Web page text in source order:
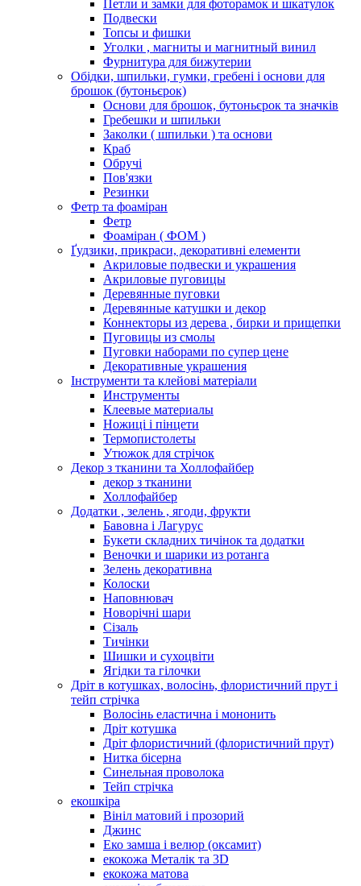
Петли и замки для фоторамок и шкатулок
Подвески
Топсы и фишки
Уголки , магниты и магнитный винил
Фурнитура для бижутерии
Обідки, шпильки, гумки, гребені і основи для
брошок (бутоньєрок)
Основи для брошок, бутоньєрок та значків
Гребешки и шпильки
Заколки ( шпильки ) та основи
Краб
Обручі
Пов'язки
Резинки
Фетр та фоаміран
Фетр
Фоаміран ( ФОМ )
Ґудзики, прикраси, декоративні елементи
Акриловые подвески и украшения
Акриловые пуговицы
Деревянные пуговки
Деревянные катушки и декор
Коннекторы из дерева , бирки и прищепки
Пуговицы из смолы
Пуговки наборами по супер цене
Декоративные украшения
Інструменти та клейові матеріали
Инструменты
Клеевые материалы
Ножиці і пінцети
Термопистолеты
Утюжок для стрічок
Декор з тканини та Холлофайбер
декор з тканини
Холлофайбер
Додатки , зелень , ягоди, фрукти
Бавовна і Лагурус
Букети складних тичінок та додатки
Веночки и шарики из ротанга
Зелень декоративна
Колоски
Наповнювач
Новорічні шари
Сізаль
Тичінки
Шишки и сухоцвіти
Ягідки та гілочки
Дріт в котушках, волосінь, флористичний прут і
тейп стрічка
Волосінь еластична і мононить
Дріт котушка
Дріт флористичний (флористичний прут)
Нитка бісерна
Синельная проволока
Тейп стрічка
екошкіра
Вініл матовий і прозорий
Джинс
Еко замша і велюр (оксамит)
екокожа Металік та 3D
екокожа матова